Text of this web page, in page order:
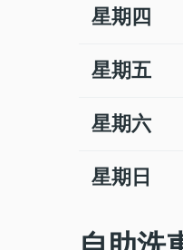
星期四
星期五
星期六
星期日